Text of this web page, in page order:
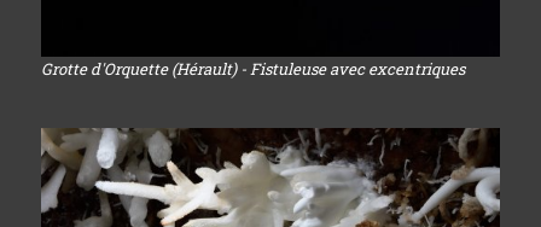
Grotte d'Orquette (Hérault) - Fistuleuse avec excentriques